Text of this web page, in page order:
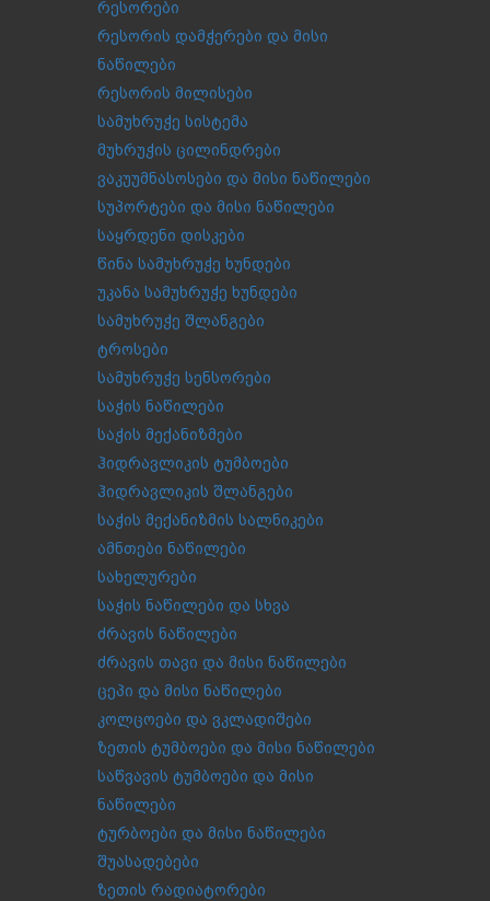
რესორები
რესორის დამჭერები და მისი
ნაწილები
რესორის მილისები
სამუხრუჭე სისტემა
მუხრუჭის ცილინდრები
ვაკუუმნასოსები და მისი ნაწილები
სუპორტები და მისი ნაწილები
საყრდენი დისკები
წინა სამუხრუჭე ხუნდები
უკანა სამუხრუჭე ხუნდები
სამუხრუჭე შლანგები
ტროსები
სამუხრუჭე სენსორები
საჭის ნაწილები
საჭის მექანიზმები
ჰიდრავლიკის ტუმბოები
ჰიდრავლიკის შლანგები
საჭის მექანიზმის სალნიკები
ამნთები ნაწილები
სახელურები
საჭის ნაწილები და სხვა
ძრავის ნაწილები
ძრავის თავი და მისი ნაწილები
ცეპი და მისი ნაწილები
კოლცოები და ვკლადიშები
ზეთის ტუმბოები და მისი ნაწილები
საწვავის ტუმბოები და მისი
ნაწილები
ტურბოები და მისი ნაწილები
შუასადებები
ზეთის რადიატორები